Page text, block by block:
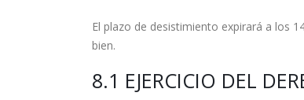
El plazo de desistimiento expirará a los
bien.
8.1 EJERCICIO DEL